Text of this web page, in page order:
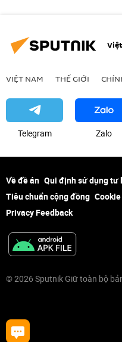
VIỆT NAM THẾ GIỚI
Telegram Zalo
Về đề án Qui định sử dụng tư
Tiêu chuẩn cộng đồng Cookie
Privacy Feedback
© 2026 Sputnik Giữ toàn bộ